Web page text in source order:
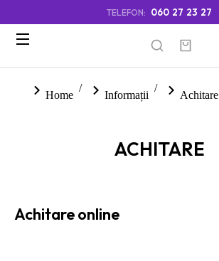
TELEFON: 060 27 23 27
You are here:
Home Informații Achitare
ACHITARE
Achitare online